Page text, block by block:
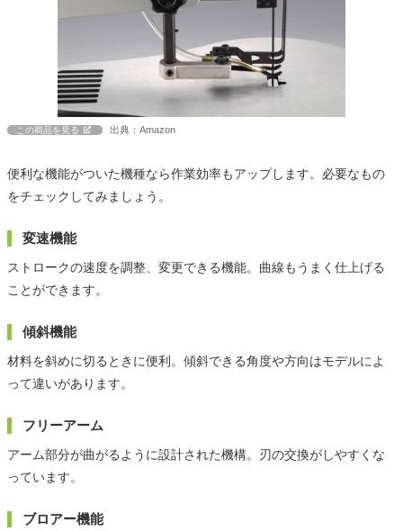
この商品を見る 出典：Amazon
便利な機能がついた機種なら作業効率もアップします。必要なもの
をチェックしてみましょう。
変速機能
ストロークの速度を調整、変更できる機能。曲線もうまく仕上げる
ことができます。
傾斜機能
材料を斜めに切るときに便利。傾斜できる角度や方向はモデルによ
って違いがあります。
フリーアーム
アーム部分が曲がるように設計された機構。刃の交換がしやすくな
っています。
ブロアー機能